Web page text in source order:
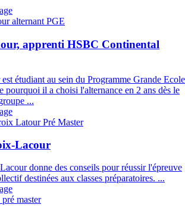
apprenti HSBC Continental
étudiant au sein du Programme Grande Ecole
pourquoi il a choisi l'alternance en 2 ans dès le
...
Lacour
donne des conseils pour réussir l'épreuve
destinées aux classes préparatoires. ...